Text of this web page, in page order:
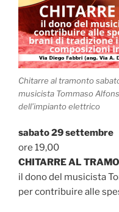
Chitarre al tramonto
musicista Tommaso
dell’impianto elettrico
sabato 29 settembre
ore 19,00
CHITARRE AL
il dono del musicista
per contribuire alle